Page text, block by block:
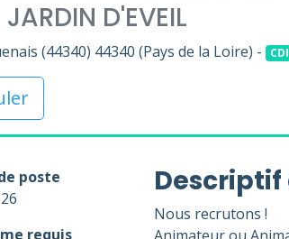
D'EVEIL
(44340) 44340 (Pays de la Loire) - CDI
poste
requis
Nous recrutons !